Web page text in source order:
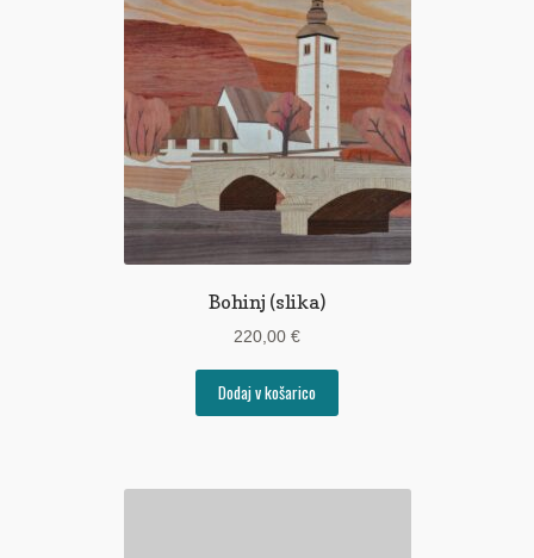
Ponudba delavnic
Seznami izdelkov
Unikatna poslovna darila
Zaključek nakupa
Bohinj (slika)
220,00 €
Dodaj v košarico